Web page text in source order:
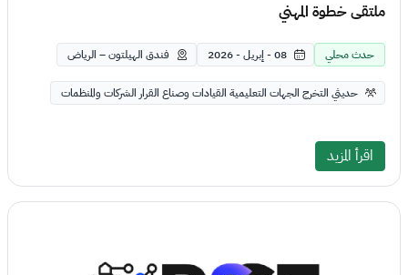
ملتقى خطوة المهني
حدث محلي 08 - إبريل - 2026 فندق الهيلتون – الرياض
حديثي التخرج الجهات التعليمية القيادات وصناع القرار الشركات والمنظمات
اقرأ المزيد